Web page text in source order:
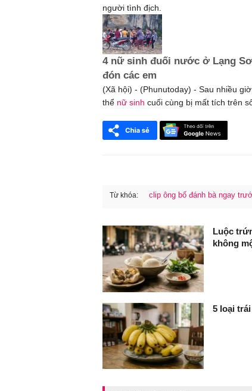
người tình địch.
4 nữ sinh đuối nước ở Lạng
đón các em
(Xã hội) - (Phunutoday) - Sau nhiều
thể nữ sinh cuối cùng bị mất tích trên
Từ khóa: clip ông bố đánh bà ngay
Luộc
không
5 loại